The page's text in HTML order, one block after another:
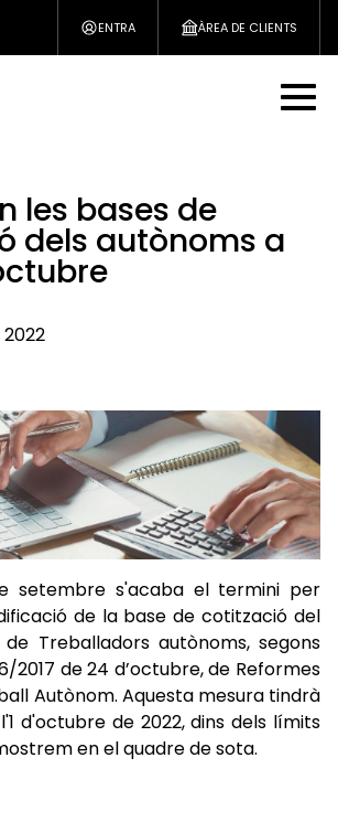
ENTRA ÀREA DE CLIENTS
les bases de
dels autònoms a
setembre s'acaba el termini per
de la base de cotització del
de Treballadors autònoms, segons
2017 de 24 d’octubre, de Reformes
Autònom. Aquesta mesura tindrà
d'octubre de 2022, dins dels límits
en el quadre de sota.